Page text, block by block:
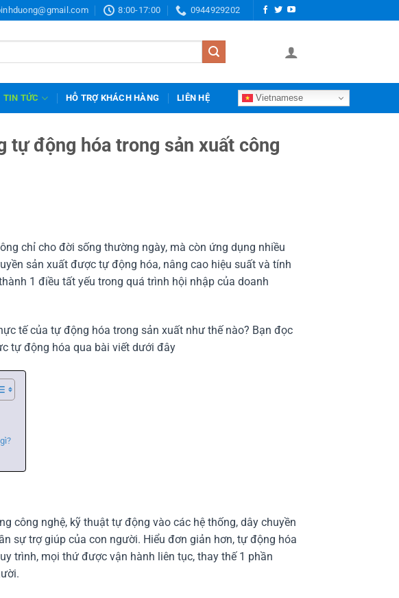
8:00-17:00 0944929202
TIN TỨC HỖ TRỢ KHÁCH HÀNG LIÊN HỆ Vietnamese
tự động hóa trong sản xuất công
chỉ cho đời sống thường ngày, mà còn ứng dụng nhiều
sản xuất được tự động hóa, nâng cao hiệu suất và tính
1 điều tất yếu trong quá trình hội nhập của doanh
tế của tự động hóa trong sản xuất như thế nào? Bạn đọc
tự động hóa qua bài viết dưới đây
công nghệ, kỹ thuật tự động vào các hệ thống, dây chuyền
sự trợ giúp của con người. Hiểu đơn giản hơn, tự động hóa
trình, mọi thứ được vận hành liên tục, thay thế 1 phần